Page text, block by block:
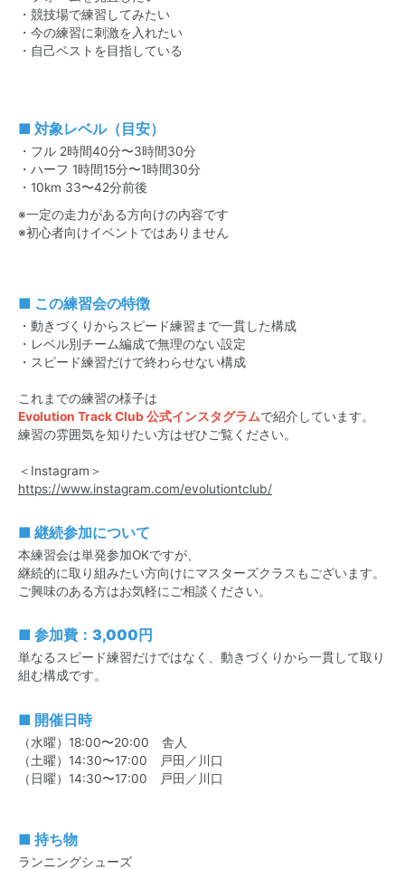
・競技場で練習してみたい
・今の練習に刺激を入れたい
・自己ベストを目指している
■ 対象レベル（目安）
・フル 2時間40分〜3時間30分
・ハーフ 1時間15分〜1時間30分
・10km 33〜42分前後
※一定の走力がある方向けの内容です
※初心者向けイベントではありません
■ この練習会の特徴
・動きづくりからスピード練習まで一貫した構成
・レベル別チーム編成で無理のない設定
・スピード練習だけで終わらせない構成
これまでの練習の様子は
Evolution Track Club 公式インスタグラムで紹介しています。
練習の雰囲気を知りたい方はぜひご覧ください。
＜Instagram＞
https://www.instagram.com/evolutiontclub/
■ 継続参加について
本練習会は単発参加OKですが、
継続的に取り組みたい方向けにマスターズクラスもございます。
ご興味のある方はお気軽にご相談ください。
■ 参加費：3,000円
単なるスピード練習だけではなく、動きづくりから一貫して取り
組む構成です。
■ 開催日時
（水曜）18:00〜20:00 舎人
（土曜）14:30〜17:00 戸田／川口
（日曜）14:30〜17:00 戸田／川口
■ 持ち物
ランニングシューズ